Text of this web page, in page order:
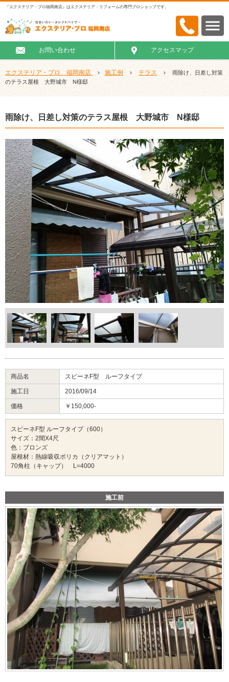
『エクステリア・プロ福岡南店』はエクステリア・リフォームの専門プロショップです。
お問い合わせ アクセスマップ
エクステリア・プロ 福岡南店 › 施工例 › テラス ›
雨除け、日差し対策
のテラス屋根 大野城市 N様邸
雨除け、日差し対策のテラス屋根 大野城市 N様邸
商品名 スピーネF型 ルーフタイプ
施工日 2016/09/14
価格 ￥150,000-
スピーネF型 ルーフタイプ（600）
サイズ：2間X4尺
色：ブロンズ
屋根材：熱線吸収ポリカ（クリアマット）
70角柱（キャップ） L=4000
施工前